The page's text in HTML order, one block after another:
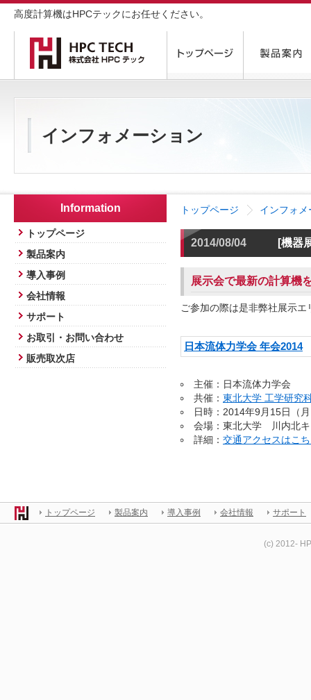
高度計算機はHPCテックにお任せください。
インフォメーション
トップページ インフォ
2014/08/04 [機器
展示会で最新の計算機
ご参加の際は是非弊社展示
日本流体力学会 年会2014
主催：日本流体力学会
共催： 東北大学 工学研究
日時：2014年9月15日（
会場：東北大学 川内北
詳細： 交通アクセスはこ
Information
トップページ
製品案内
導入事例
会社情報
サポート
お取引・お問い合わせ
販売取次店
トップページ 製品案内 導入事例 会社情報 サポート
(c) 2012-